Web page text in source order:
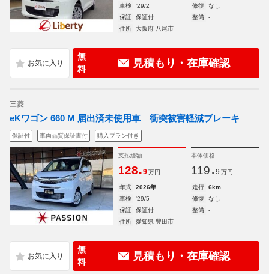
車検
'29/2 修復
なし
保証
保証付 整備
-
住所
大阪府 八尾市
無
料
見積もり・在庫確認
三菱
eKワゴン 660 M 届出済未使用車 衝突被害軽減ブレーキ
保証付 車両品質保証書付 購入プラン付き
支払総額
128.9 万円
本体価格
119. 9 万円
年式 2026年 走行
6km
車検
'29/5 修復
なし
保証
保証付 整備
-
住所
愛知県 豊田市
無
料
見積もり・在庫確認